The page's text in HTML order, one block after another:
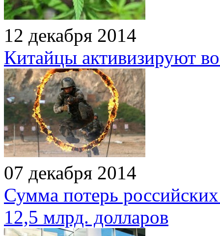
12 декабря 2014
Китайцы активизируют
07 декабря 2014
Сумма потерь
12,5 млрд. долларов